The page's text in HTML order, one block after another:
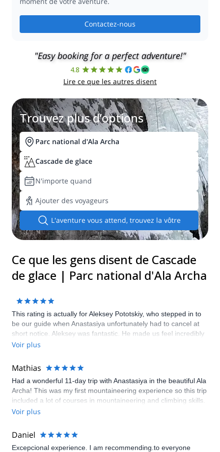
Contactez-nous
"Easy booking for a perfect adventure!"
4.8
Lire ce que les autres disent
Trouvez plus d’options
Parc national d'Ala Archa
Cascade de glace
N'importe quand
Ajouter des voyageurs
L'aventure vous attend, trouvez la vôtre
Ce que les gens disent de Cascade
de glace | Parc national d'Ala Archa
This rating is actually for Aleksey Pototskiy, who stepped in to
be our guide when Anastasiya unfortunately had to cancel at
short notice. Aleksey was fantastic. He made us feel incredibly
safe, even though we’d never ice climbed before, and was
climber and mountaineer, and I’d highly recommend him as a
guide to climbers of all abilities.
Voir plus
Mathias
Had a wonderful 11-day trip with Anastasiya in the beautiful Ala
Archa! This was my first mountaineering experience so this trip
included a lot of courses in mountaineering and climbing skills.
Anastasiya was a fantastic guide and was very good at keeping
recommend her. Couldn’t think of a better introduction to
mountaineering.
Voir plus
Daniel
Excepcional experience. I am recommending.to everyone